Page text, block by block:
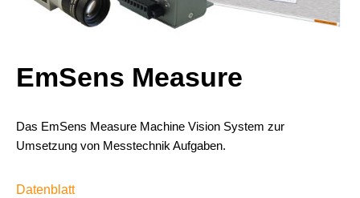
EmSens Measure
Das EmSens Measure Machine Vision System zur
Umsetzung von Messtechnik Aufgaben.
Datenblatt